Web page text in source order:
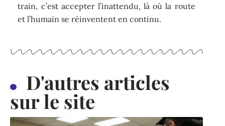
train, c’est accepter l’inattendu, là où la route
et l’humain se réinventent en continu.
D'autres articles
sur le site